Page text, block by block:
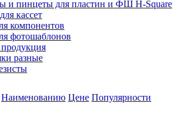
и пинцеты для пластин и ФШ H-Square
кассет
компонентов
фотошаблонов
разные
Наименованию Цене Популярности